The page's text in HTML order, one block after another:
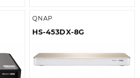
QNAP
HS-453DX-8G